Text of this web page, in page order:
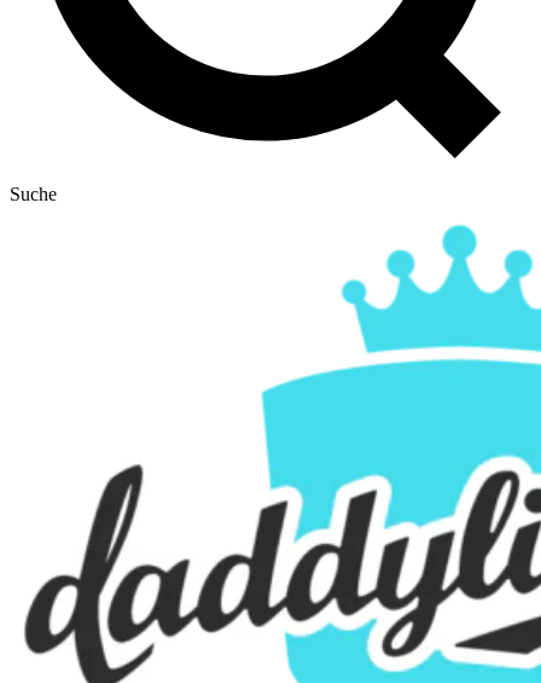
Suche